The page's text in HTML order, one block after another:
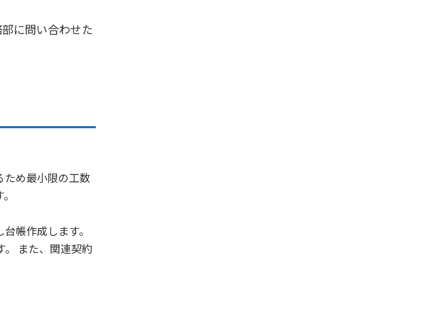
に問い合わせた
ため最小限の工数
帳作成します。
。 また、関連契約